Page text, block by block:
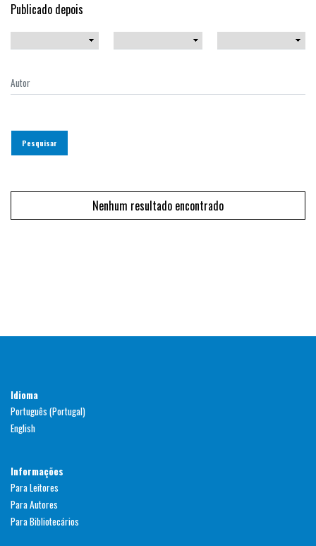
Publicado depois
Pesquisar
Nenhum resultado encontrado
Idioma
Português (Portugal)
English
Informações
Para Leitores
Para Autores
Para Bibliotecários